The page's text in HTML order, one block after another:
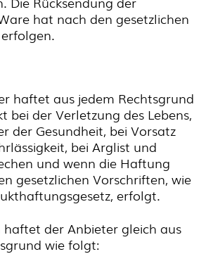
hat nach den gesetzlichen
haftet aus jedem Rechtsgrund
bei der Verletzung des Lebens,
der Gesundheit, bei Vorsatz
bei Arglist und
und wenn die Haftung
gesetzlichen Vorschriften, wie
erfolgt.
haftet der Anbieter gleich aus
wie folgt: